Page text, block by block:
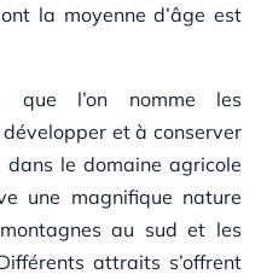
la moyenne d’âge est
que l’on nomme les
et à conserver
le domaine agricole
une magnifique nature
au sud et les
attraits s’offrent